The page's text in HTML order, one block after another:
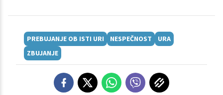
PREBUJANJE OB ISTI URI NESPEČNOST
URA
ZBUJANJE